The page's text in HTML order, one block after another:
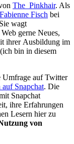
The_Pinkhair. Als
Fabienne Fisch bei
wagt
gerne Neues,
ihrer Ausbildung im
bin in diesem
Umfrage auf Twitter
Snapchat. Die
Snapchat
ihre Erfahrungen
Lesern hier zu
von